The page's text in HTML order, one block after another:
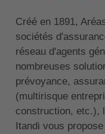
Créé en 1891,
sociétés
réseau d'agents
nombreuses
prévoyance,
(multirisque
construction, etc.),
Itandi vous